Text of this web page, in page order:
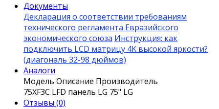
Документы
Декларация о соответствии требованиям
технического регламента Евразийского
экономического союза Инструкция: как
подключить LCD матрицу 4K высокой яркости?
(диагональ 32-98 дюймов)
Аналоги
Модель Описание Производитель
75XF3C LFD панель LG 75" LG
Отзывы (0)